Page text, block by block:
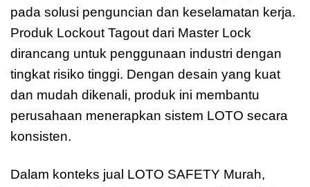
pada solusi penguncian dan keselamatan kerja.
Produk Lockout Tagout dari Master Lock
dirancang untuk penggunaan industri dengan
tingkat risiko tinggi. Dengan desain yang kuat
dan mudah dikenali, produk ini membantu
perusahaan menerapkan sistem LOTO secara
konsisten.
Dalam konteks jual LOTO SAFETY Murah,